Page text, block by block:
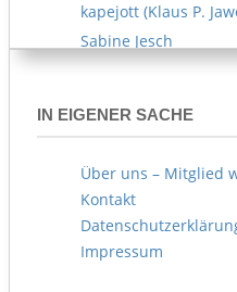
kapejott (Klaus P.
Sabine Jesch
AKOE (Arife Körblein)
Norbert Köster
IN EIGENER SACHE
Über uns – Mitglied
Kontakt
Impressum